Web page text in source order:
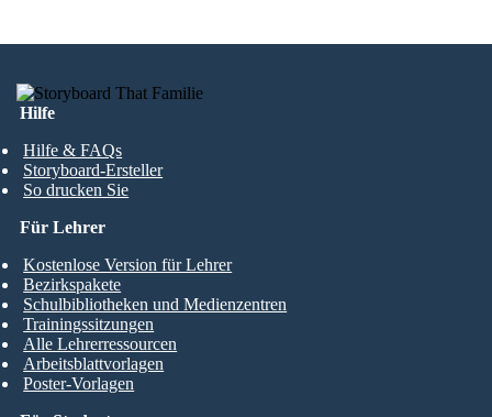
Hilfe
Hilfe & FAQs
Storyboard-Ersteller
So drucken Sie
Für Lehrer
Kostenlose Version für Lehrer
Bezirkspakete
Schulbibliotheken und Medienzentren
Trainingssitzungen
Alle Lehrerressourcen
Arbeitsblattvorlagen
Poster-Vorlagen